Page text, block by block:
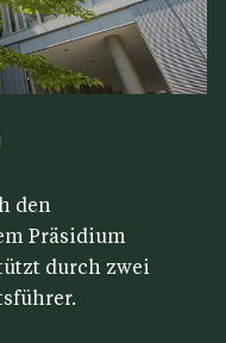
den
Präsidium
durch zwei